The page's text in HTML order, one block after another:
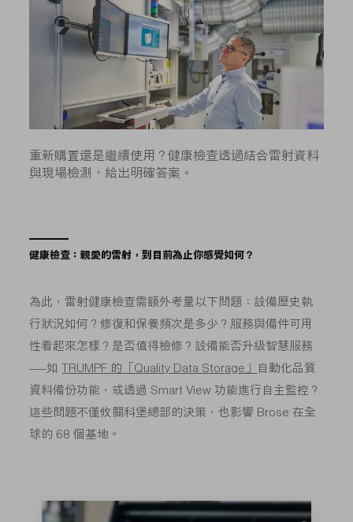
重新購置還是繼續使用？健康檢查透過結合雷射資料
與現場檢測，給出明確答案。
健康檢查：親愛的雷射，到目前為止你感覺如何？
為此，雷射健康檢查需額外考量以下問題：設備歷史執
行狀況如何？修復和保養頻次是多少？服務與備件可用
性看起來怎樣？是否值得檢修？設備能否升級智慧服務
——如TRUMPF 的「Quality Data Storage」
自動化品質
資料備份功能，或透過 Smart View 功能進行自主監控？
這些問題不僅攸關科堡總部的決策，也影響 Brose 在全
球的 68 個基地。